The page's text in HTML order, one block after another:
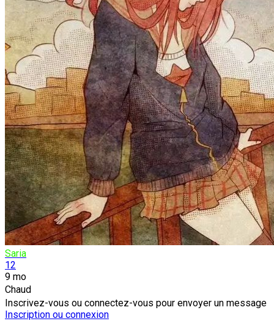
Saria
12
9 mo
Chaud
Inscrivez-vous ou connectez-vous pour envoyer un message
Inscription ou connexion